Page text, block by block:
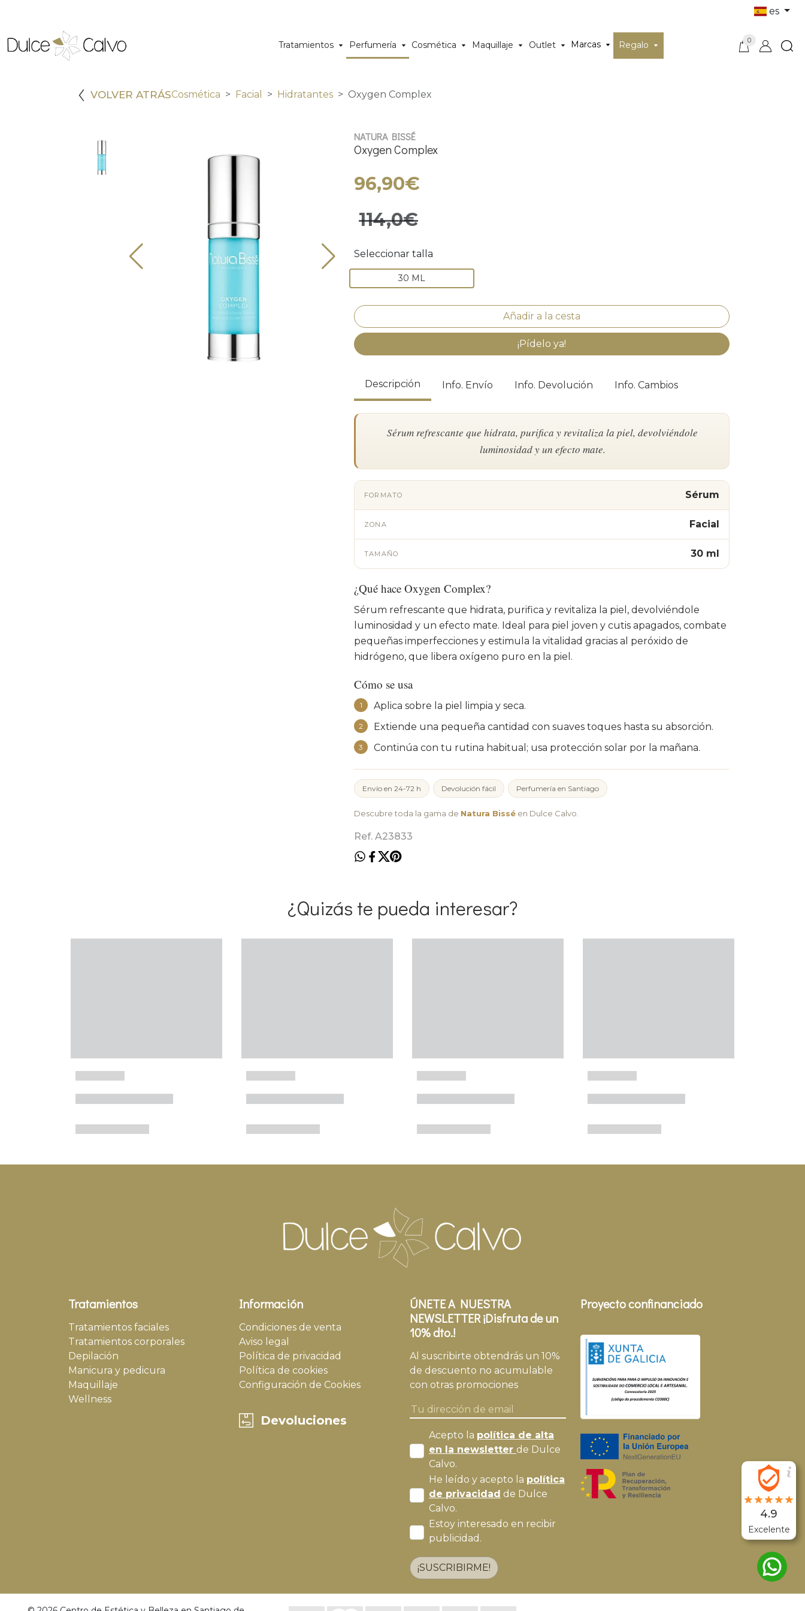
es
Tratamientos Perfumería Cosmética Maquillaje Outlet Marcas Regalo 0
VOLVER ATRÁSCosmética Facial Hidratantes Oxygen Complex
NATURA BISSÉ
Oxygen Complex
96,90€
114,0€
Seleccionar talla
30 ML
¡Pídelo ya!
Descripción Info. Envío Info. Devolución Info. Cambios
Sérum refrescante que hidrata, purifica y revitaliza la piel, devolviéndole
luminosidad y un efecto mate.
FORMATO Sérum
ZONA Facial
TAMAÑO 30 ml
¿Qué hace Oxygen Complex?
Sérum refrescante que hidrata, purifica y revitaliza la piel, devolviéndole
luminosidad y un efecto mate. Ideal para piel joven y cutis apagados, combate
pequeñas imperfecciones y estimula la vitalidad gracias al peróxido de
hidrógeno, que libera oxígeno puro en la piel.
Cómo se usa
1 Aplica sobre la piel limpia y seca.
2 Extiende una pequeña cantidad con suaves toques hasta su absorción.
3 Continúa con tu rutina habitual; usa protección solar por la mañana.
Envío en 24-72 h Devolución fácil Perfumería en Santiago
Descubre toda la gama de Natura Bissé en Dulce Calvo.
Ref. A23833
¿Quizás te pueda interesar?
Tratamientos
Tratamientos faciales
Tratamientos corporales
Depilación
Manicura y pedicura
Maquillaje
Wellness
Información
Condiciones de venta
Aviso legal
Política de privacidad
Política de cookies
Configuración de Cookies
Devoluciones
ÚNETE A NUESTRA
NEWSLETTER ¡Disfruta de un
10% dto.!
Al suscribirte obtendrás un 10%
de descuento no acumulable
con otras promociones
Acepto la política de alta
en la newsletter de Dulce
Calvo.
He leído y acepto la política
de privacidad de Dulce
Calvo.
Estoy interesado en recibir
publicidad.
¡SUSCRIBIRME!
Proyecto confinanciado
4.9
Excelente